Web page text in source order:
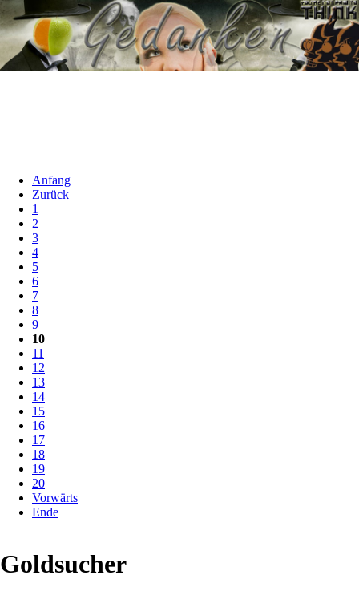
Anfang
Zurück
1
2
3
4
5
6
7
8
9
10
11
12
13
14
15
16
17
18
19
20
Vorwärts
Ende
Goldsucher